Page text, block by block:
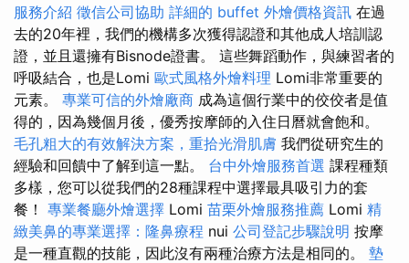
服務介紹 徵信公司協助 詳細的 buffet 外燴價格資訊 在過
去的20年裡，我們的機構多次獲得認證和其他成人培訓認
證，並且還擁有Bisnode證書。 這些舞蹈動作，與練習者的
呼吸結合，也是Lomi 歐式風格外燴料理 Lomi非常重要的
元素。 專業可信的外燴廠商 成為這個行業中的佼佼者是值
得的，因為幾個月後，優秀按摩師的入住日曆就會飽和。
毛孔粗大的有效解決方案，重拾光滑肌膚 我們從研究生的
經驗和回饋中了解到這一點。 台中外燴服務首選 課程種類
多樣，您可以從我們的28種課程中選擇最具吸引力的套
餐！ 專業餐廳外燴選擇 Lomi 苗栗外燴服務推薦 Lomi 精
緻美鼻的專業選擇：隆鼻療程 nui 公司登記步驟說明 按摩
是一種直觀的技能，因此沒有兩種治療方法是相同的。 墊